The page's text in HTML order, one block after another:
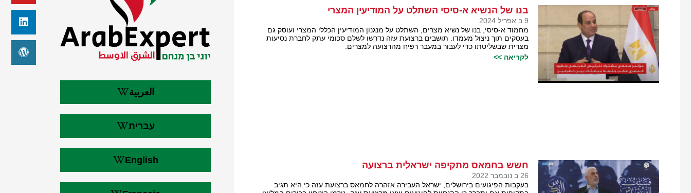
בנו של הנשיא א-סיסי השתלט על המודיעין המצרי
9 ב אפריל 2024
מחמוד א-סיסי, בנו של נשיא מצרים, השתלט על מנגנון המודיעין הכללי המצרי ועוסק גם
בעסקים תוך ניצול מעמדו. תושבים ברצועת עזה נדרשו לשלם סכומי עתק לחברת נסיעות
מצרית שבשליטתו כדי לעבור במעבר רפיח מהרצועה למצרים.
לקריאה >>
חשש בחמאס מתקיפה ישראלית ברצועה
26 ב נובמבר 2022
בעקבות הפיגועים בירושלים, ישראל העבירה אזהרה לחמאס ברצועת עזה כי היא תגיב
العربية
עברית
English